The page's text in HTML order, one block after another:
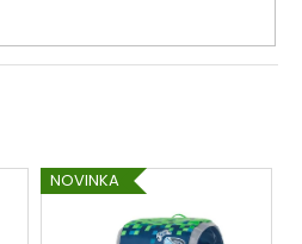
NOVINKA